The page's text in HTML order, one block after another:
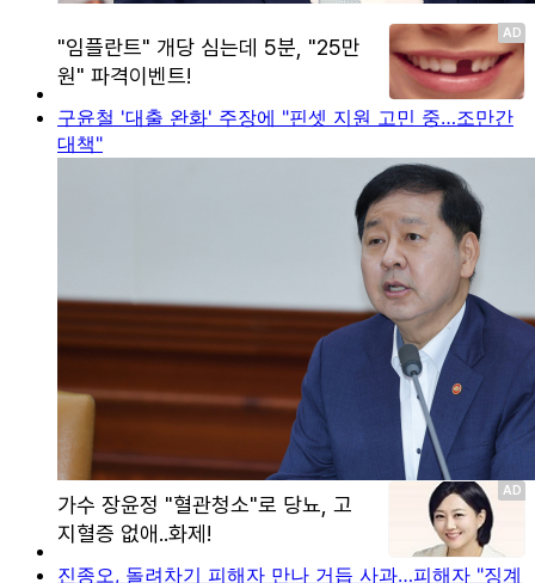
구윤철 '대출 완화' 주장에 "핀셋 지원 고민 중…조만간
대책"
진종오, 돌려차기 피해자 만나 거듭 사과…피해자 "징계